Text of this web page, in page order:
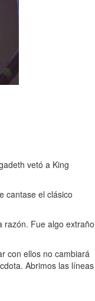
vetó a King
cantase el clásico
razón. Fue algo extraño
con ellos no cambiará
Abrimos las líneas